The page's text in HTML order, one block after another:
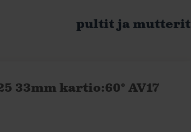
pultit ja mutterit
33mm kartio:60° AV17